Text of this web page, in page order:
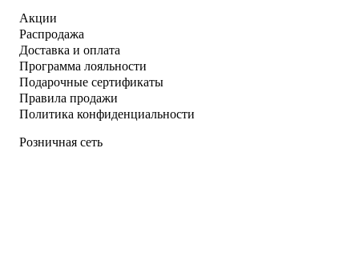
Акции
Распродажа
Доставка и оплата
Программа лояльности
Подарочные сертификаты
Правила продажи
Политика конфиденциальности
Розничная сеть